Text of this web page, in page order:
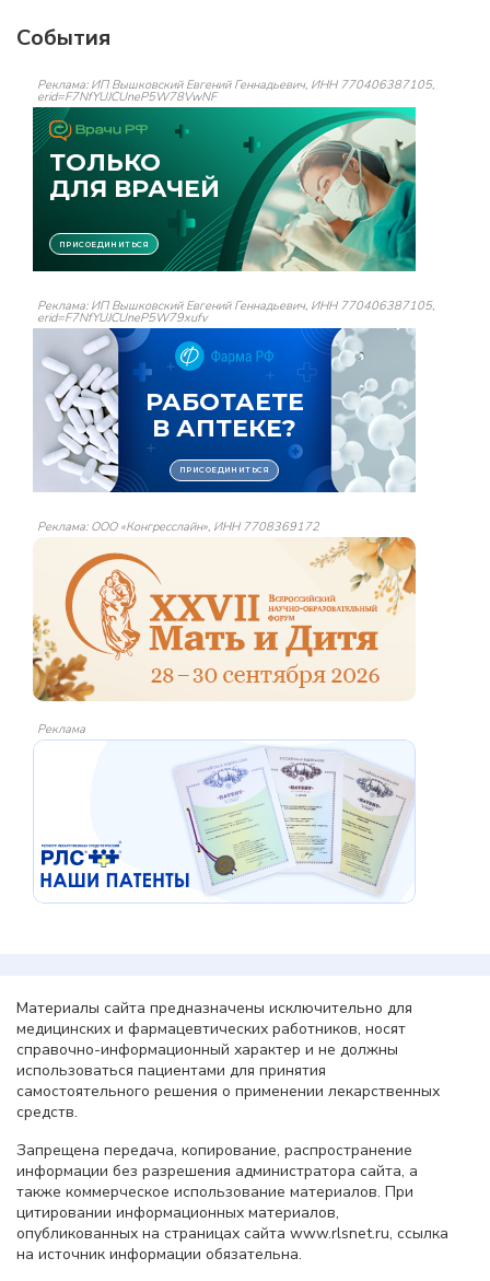
События
Реклама: ИП Вышковский Евгений Геннадьевич, ИНН 770406387105,
erid=F7NfYUJCUneP5W78VwNF
Реклама: ИП Вышковский Евгений Геннадьевич, ИНН 770406387105,
erid=F7NfYUJCUneP5W79xufv
Реклама: ООО «Конгресслайн», ИНН 7708369172
Реклама
Материалы сайта предназначены исключительно для
медицинских и фармацевтических работников, носят
справочно-информационный характер и не должны
использоваться пациентами для принятия
самостоятельного решения о применении лекарственных
средств.
Запрещена передача, копирование, распространение
информации без разрешения администратора сайта, а
также коммерческое использование материалов. При
цитировании информационных материалов,
опубликованных на страницах сайта www.rlsnet.ru, ссылка
на источник информации обязательна.